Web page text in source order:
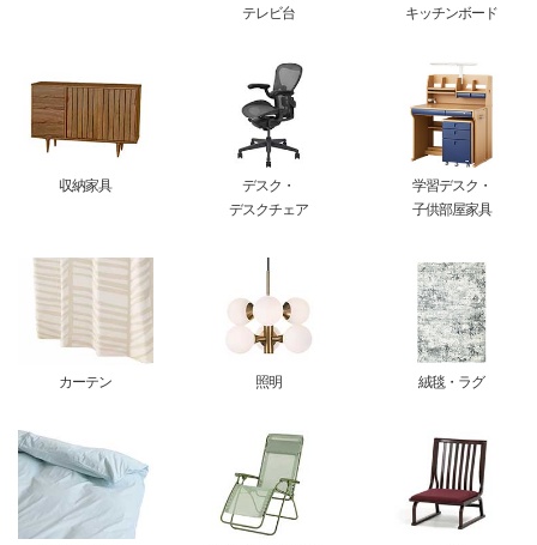
テレビ台
キッチンボード
収納家具
デスク・
デスクチェア
学習デスク・
子供部屋家具
カーテン 照明 絨毯・ラグ